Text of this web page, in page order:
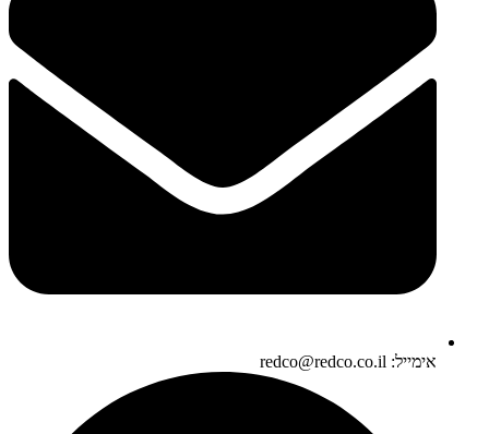
אימייל: redco@redco.co.il